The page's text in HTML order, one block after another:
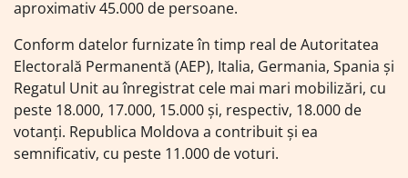
aproximativ 45.000 de persoane.
Conform datelor furnizate în timp real de Autoritatea
Electorală Permanentă (AEP), Italia, Germania, Spania și
Regatul Unit au înregistrat cele mai mari mobilizări, cu
peste 18.000, 17.000, 15.000 și, respectiv, 18.000 de
votanți. Republica Moldova a contribuit și ea
semnificativ, cu peste 11.000 de voturi.